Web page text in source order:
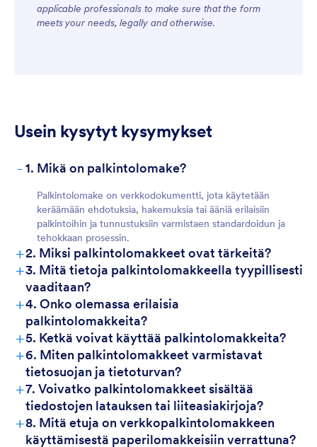
applicable professionals to make sure that the form
meets your needs, legally and otherwise.
Usein kysytyt kysymykset
- 1. Mikä on palkintolomake?
Palkintolomake on verkkodokumentti, jota käytetään
keräämään ehdotuksia, hakemuksia tai ääniä erilaisiin
palkintoihin ja tunnustuksiin varmistaen standardoidun ja
tehokkaan prosessin.
+2. Miksi palkintolomakkeet ovat tärkeitä?
+3. Mitä tietoja palkintolomakkeella tyypillisesti
vaaditaan?
+4. Onko olemassa erilaisia
palkintolomakkeita?
+5. Ketkä voivat käyttää palkintolomakkeita?
+6. Miten palkintolomakkeet varmistavat
tietosuojan ja tietoturvan?
+7. Voivatko palkintolomakkeet sisältää
tiedostojen latauksen tai liiteasiakirjoja?
+8. Mitä etuja on verkkopalkintolomakkeen
käyttämisestä paperilomakkeisiin verrattuna?